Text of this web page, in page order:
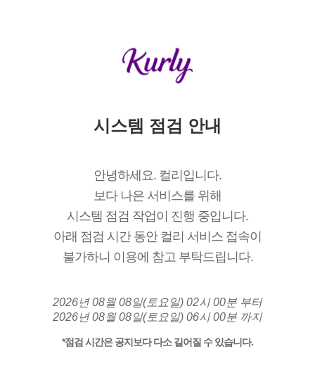
시스템 점검 안내
안녕하세요. 컬리입니다.
보다 나은 서비스를 위해
시스템 점검 작업이 진행 중입니다.
아래 점검 시간 동안 컬리 서비스 접속이
불가하니 이용에 참고 부탁드립니다.
2026년 08월 08일(토요일) 02시 00분 부터
2026년 08월 08일(토요일) 06시 00분 까지
*점검 시간은 공지보다 다소 길어질 수 있습니다.